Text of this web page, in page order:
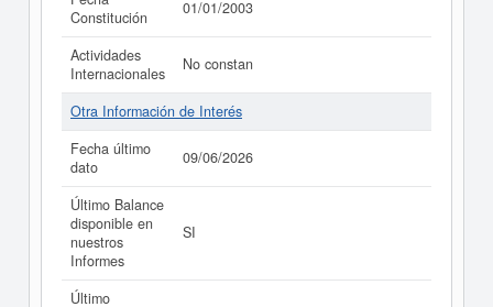
Constitución
01/01/2003
Actividades
Internacionales
No constan
Otra Información de Interés
Fecha último
dato
09/06/2026
Último Balance
disponible en
nuestros
Informes
SI
Último